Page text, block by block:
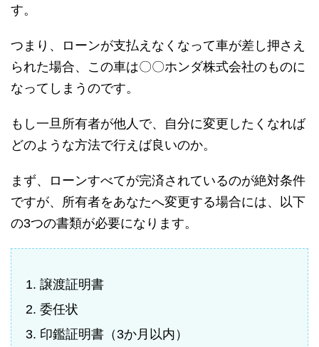
す。
つまり、ローンが支払えなくなって車が差し押さえ
られた場合、この車は〇〇ホンダ株式会社のものに
なってしまうのです。
もし一旦所有者が他人で、自分に変更したくなれば
どのような方法で行えば良いのか。
まず、ローンすべてが完済されているのが絶対条件
ですが、所有者をあなたへ変更する場合には、以下
の3つの書類が必要になります。
譲渡証明書
委任状
印鑑証明書（3か月以内）